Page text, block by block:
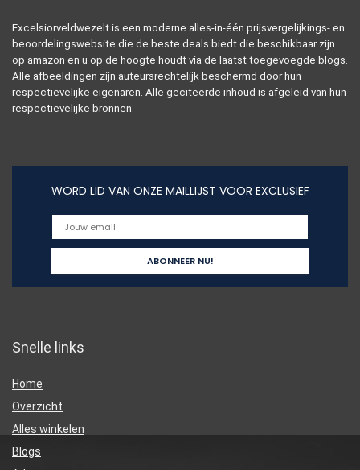
Excelsiorveldwezelt is een moderne alles-in-één prijsvergelijkings- en
beoordelingswebsite die de beste deals biedt die beschikbaar zijn
op amazon en u op de hoogte houdt via de laatst toegevoegde blogs.
Alle afbeeldingen zijn auteursrechtelijk beschermd door hun
respectievelijke eigenaren. Alle geciteerde inhoud is afgeleid van hun
respectievelijke bronnen.
WORD LID VAN ONZE MAILLIJST VOOR EXCLUSIEF
Snelle links
Home
Overzicht
Alles winkelen
Blogs